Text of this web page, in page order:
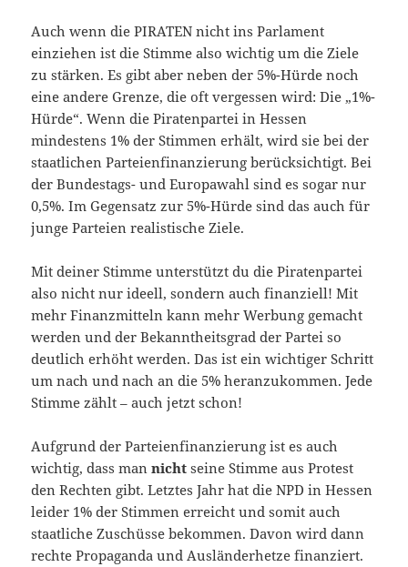
Auch wenn die PIRATEN nicht ins Parlament
einziehen ist die Stimme also wichtig um die Ziele
zu stärken. Es gibt aber neben der 5%-Hürde noch
eine andere Grenze, die oft vergessen wird: Die „1%-
Hürde“. Wenn die Piratenpartei in Hessen
mindestens 1% der Stimmen erhält, wird sie bei der
staatlichen Parteienfinanzierung berücksichtigt. Bei
der Bundestags- und Europawahl sind es sogar nur
0,5%. Im Gegensatz zur 5%-Hürde sind das auch für
junge Parteien realistische Ziele.
Mit deiner Stimme unterstützt du die Piratenpartei
also nicht nur ideell, sondern auch finanziell! Mit
mehr Finanzmitteln kann mehr Werbung gemacht
werden und der Bekanntheitsgrad der Partei so
deutlich erhöht werden. Das ist ein wichtiger Schritt
um nach und nach an die 5% heranzukommen. Jede
Stimme zählt – auch jetzt schon!
Aufgrund der Parteienfinanzierung ist es auch
wichtig, dass mannicht seine Stimme aus Protest
den Rechten gibt. Letztes Jahr hat die NPD in Hessen
leider 1% der Stimmen erreicht und somit auch
staatliche Zuschüsse bekommen. Davon wird dann
rechte Propaganda und Ausländerhetze finanziert.